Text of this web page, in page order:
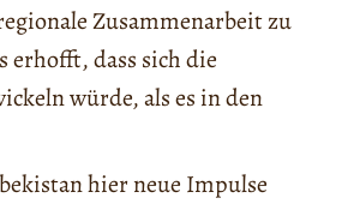
Zusammenarbeit zu
dass sich die
würde, als es in den
hier neue Impulse